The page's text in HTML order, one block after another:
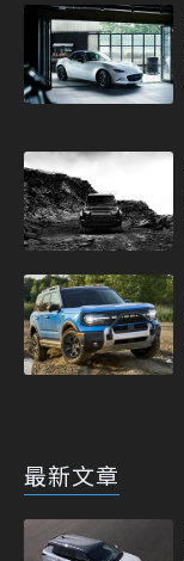
最新文章